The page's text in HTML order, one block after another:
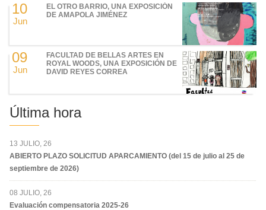
10
Jun
EL OTRO BARRIO, UNA EXPOSICIÓN
DE AMAPOLA JIMÉNEZ
09
Jun
FACULTAD DE BELLAS ARTES EN
ROYAL WOODS, UNA EXPOSICIÓN DE
DAVID REYES CORREA
Última hora
13 JULIO, 26
ABIERTO PLAZO SOLICITUD APARCAMIENTO (del 15 de julio al 25 de
septiembre de 2026)
08 JULIO, 26
Evaluación compensatoria 2025-26